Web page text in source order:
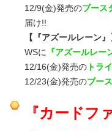
12/9(金)発売のブース
届け!!
【『アズールレーン』
WSに
『アズールレー
12/16(金)発売の トラ
12/23(金)発売のブー
『カードフ